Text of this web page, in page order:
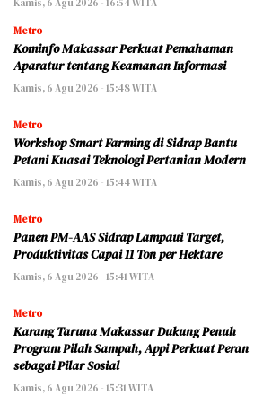
Kamis, 6 Agu 2026 - 16:54 WITA
Metro
Kominfo Makassar Perkuat Pemahaman
Aparatur tentang Keamanan Informasi
Kamis, 6 Agu 2026 - 15:48 WITA
Metro
Workshop Smart Farming di Sidrap Bantu
Petani Kuasai Teknologi Pertanian Modern
Kamis, 6 Agu 2026 - 15:44 WITA
Metro
Panen PM-AAS Sidrap Lampaui Target,
Produktivitas Capai 11 Ton per Hektare
Kamis, 6 Agu 2026 - 15:41 WITA
Metro
Karang Taruna Makassar Dukung Penuh
Program Pilah Sampah, Appi Perkuat Peran
sebagai Pilar Sosial
Kamis, 6 Agu 2026 - 15:31 WITA